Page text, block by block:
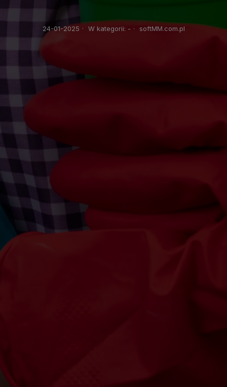
24-01-2025 · W kategorii: - · softMM.com.pl